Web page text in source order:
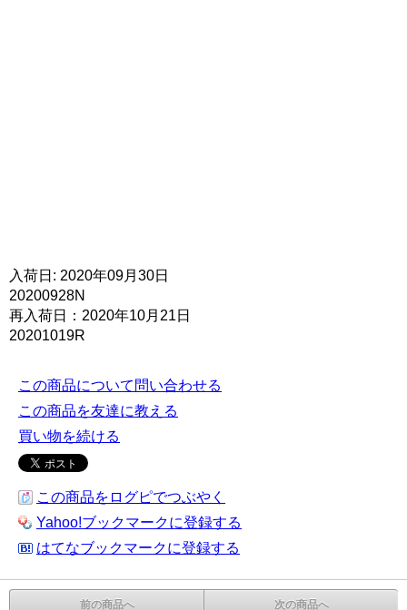
入荷日: 2020年09月30日
20200928N
再入荷日：2020年10月21日
20201019R
この商品について問い合わせる
この商品を友達に教える
買い物を続ける
この商品をログピでつぶやく
Yahoo!ブックマークに登録する
はてなブックマークに登録する
前の商品へ 次の商品へ